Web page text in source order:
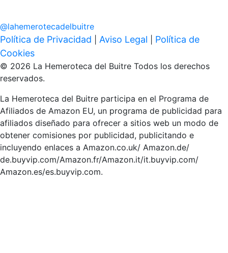
@lahemerotecadelbuitre
Política de Privacidad Aviso Legal
Política de
Cookies
© 2026 La Hemeroteca del Buitre Todos los derechos
reservados.
La Hemeroteca del Buitre participa en el Programa de
Afiliados de Amazon EU, un programa de publicidad para
afiliados diseñado para ofrecer a sitios web un modo de
obtener comisiones por publicidad, publicitando e
incluyendo enlaces a Amazon.co.uk/ Amazon.de/
de.buyvip.com/Amazon.fr/Amazon.it/it.buyvip.com/
Amazon.es/es.buyvip.com.